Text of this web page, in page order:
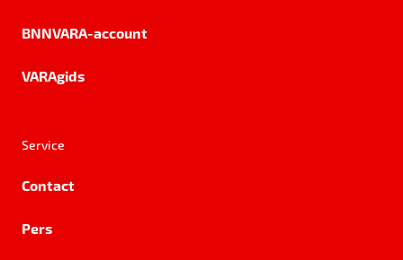
BNNVARA-account
VARAgids
Service
Contact
Pers